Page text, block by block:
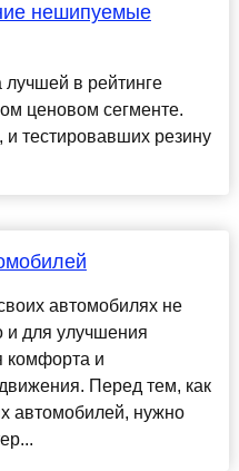
нешипуемые
в рейтинге
ценовом сегменте.
тестировавших резину
автомобилях не
и для улучшения
комфорта и
Перед тем, как
автомобилей, нужно